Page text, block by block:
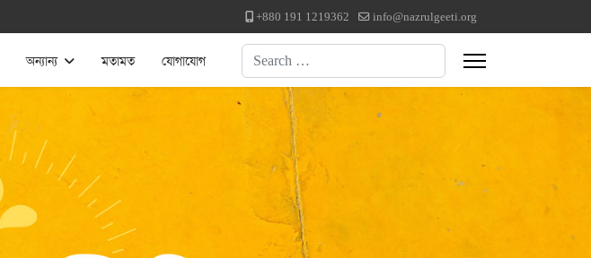
+880 191 1219362 info@nazrulgeeti.org
অন্যান্য মতামত যোগাযোগ Search